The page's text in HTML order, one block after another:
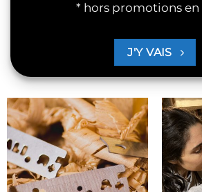
* hors promotions en
J'Y VAIS